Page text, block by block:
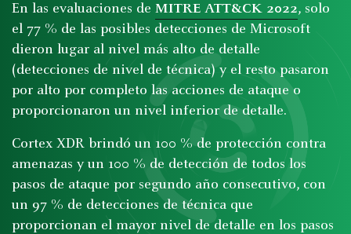
En las evaluaciones de MITRE ATT&CK 2022, solo
el 77 % de las posibles detecciones de Microsoft
dieron lugar al nivel más alto de detalle
(detecciones de nivel de técnica) y el resto pasaron
por alto por completo las acciones de ataque o
proporcionaron un nivel inferior de detalle.
Cortex XDR brindó un 100 % de protección contra
amenazas y un 100 % de detección de todos los
pasos de ataque por segundo año consecutivo, con
un 97 % de detecciones de técnica que
proporcionan el mayor nivel de detalle en los pasos